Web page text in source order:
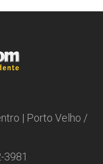
| Porto Velho /
3981